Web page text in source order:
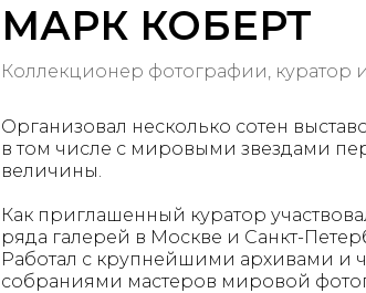
МАРК КОБЕРТ
Коллекционер фотографии, куратор
Организовал несколько сотен
в том числе с мировыми звездами
величины.
Как приглашенный куратор
ряда галерей в Москве и Санкт-
Работал с крупнейшими архивами и
собраниями мастеров мировой